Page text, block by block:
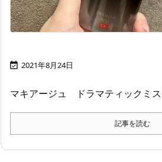
 2021年8月24日
マキアージュ ドラマティックミス
記事を読む